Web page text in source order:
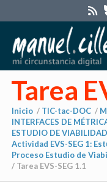
Tarea
Inicio / TIC-tac-DOC /
INTERFACES DE
ESTUDIO DE
Actividad EVS-SEG 1:
Proceso Estudio de
/ Tarea EVS-SEG 1.1